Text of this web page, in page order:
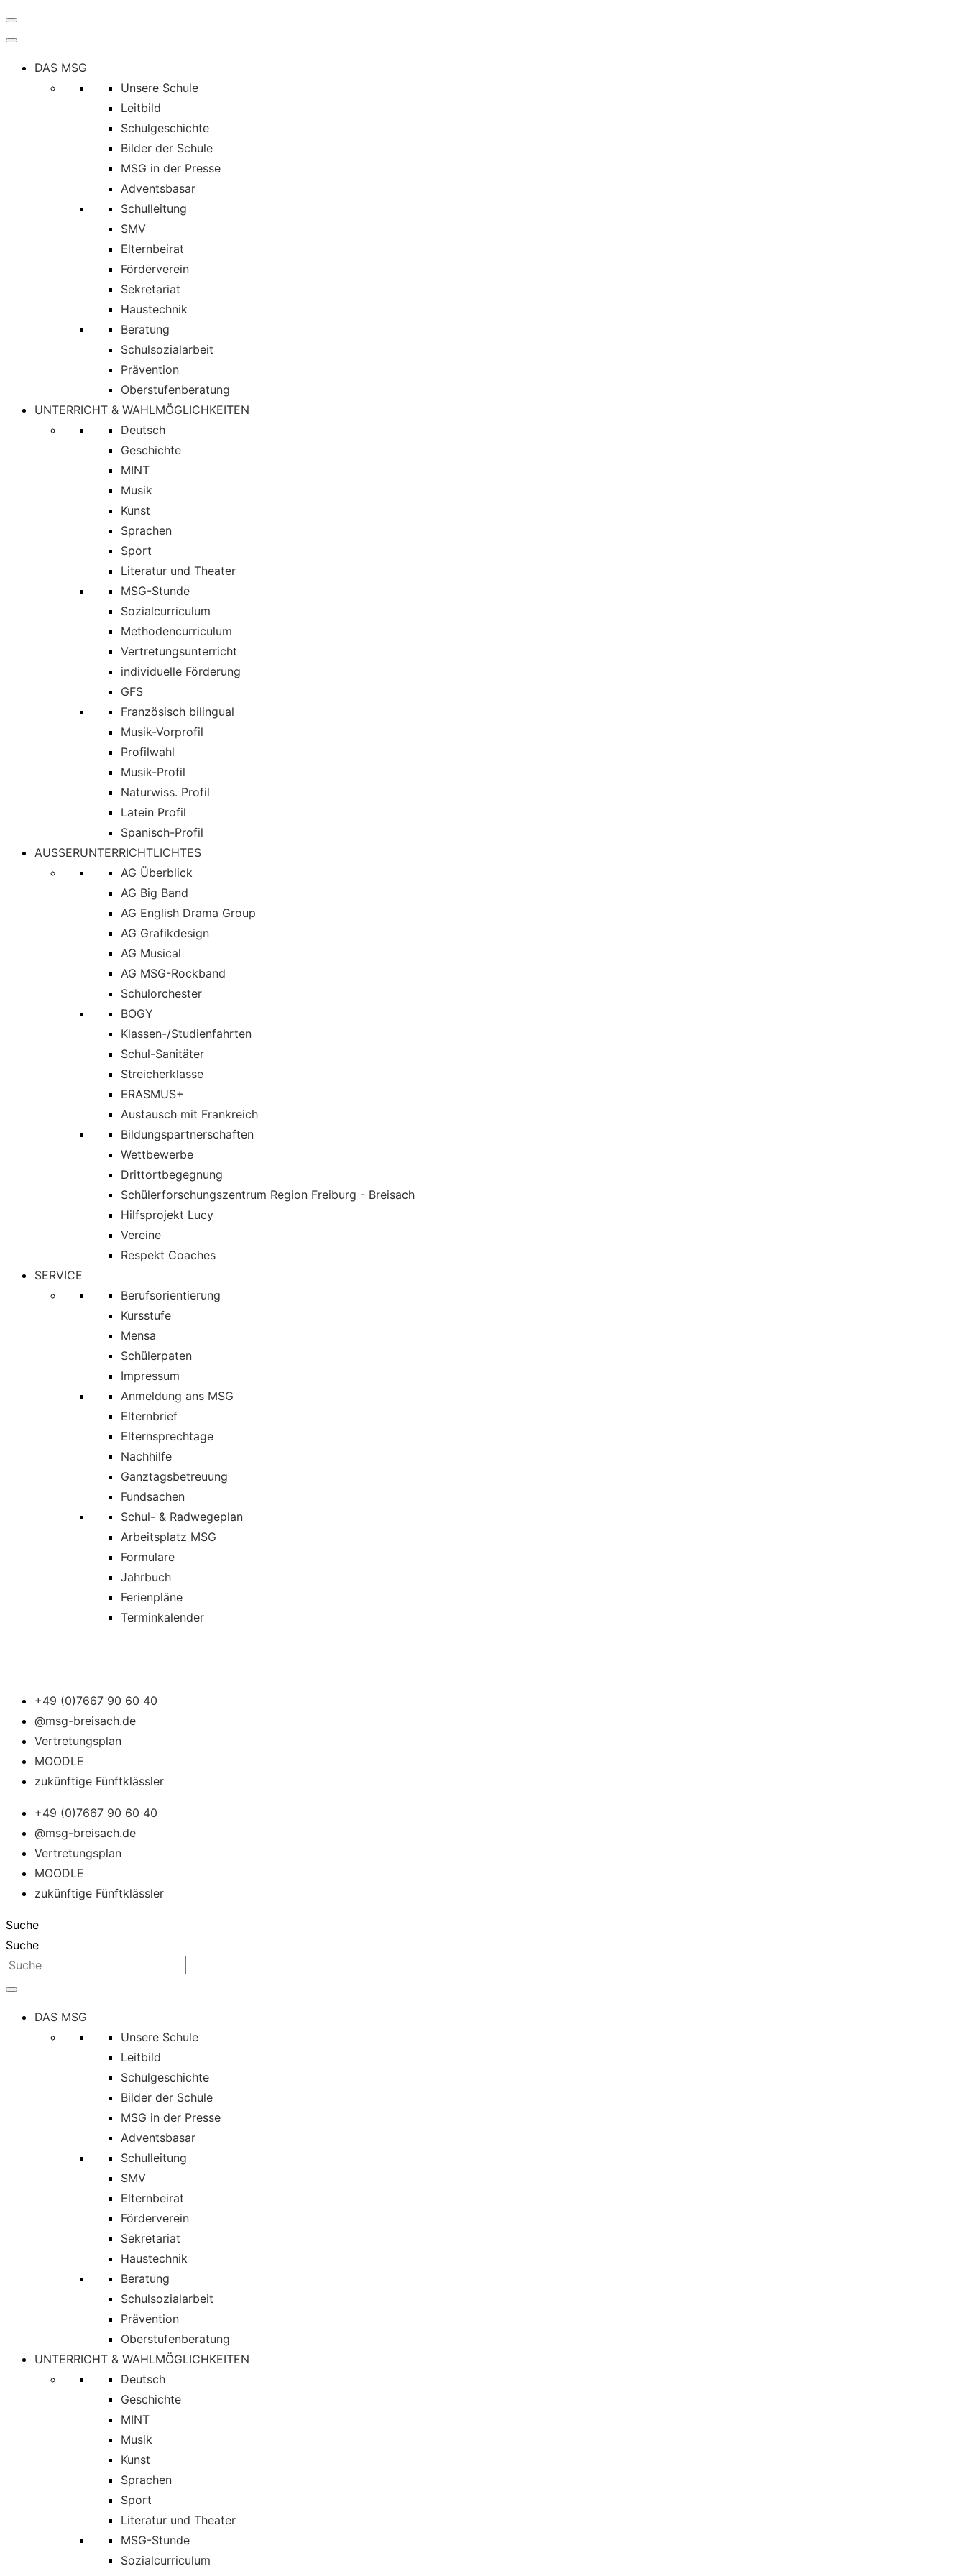
DAS MSG
Unsere Schule
Leitbild
Schulgeschichte
Bilder der Schule
MSG in der Presse
Adventsbasar
Schulleitung
SMV
Elternbeirat
Förderverein
Sekretariat
Haustechnik
Beratung
Schulsozialarbeit
Prävention
Oberstufenberatung
UNTERRICHT & WAHLMÖGLICHKEITEN
Deutsch
Geschichte
MINT
Musik
Kunst
Sprachen
Sport
Literatur und Theater
MSG-Stunde
Sozialcurriculum
Methodencurriculum
Vertretungsunterricht
individuelle Förderung
GFS
Französisch bilingual
Musik-Vorprofil
Profilwahl
Musik-Profil
Naturwiss. Profil
Latein Profil
Spanisch-Profil
AUSSERUNTERRICHTLICHTES
AG Überblick
AG Big Band
AG English Drama Group
AG Grafikdesign
AG Musical
AG MSG-Rockband
Schulorchester
BOGY
Klassen-/Studienfahrten
Schul-Sanitäter
Streicherklasse
ERASMUS+
Austausch mit Frankreich
Bildungspartnerschaften
Wettbewerbe
Drittortbegegnung
Schülerforschungszentrum Region Freiburg - Breisach
Hilfsprojekt Lucy
Vereine
Respekt Coaches
SERVICE
Berufsorientierung
Kursstufe
Mensa
Schülerpaten
Impressum
Anmeldung ans MSG
Elternbrief
Elternsprechtage
Nachhilfe
Ganztagsbetreuung
Fundsachen
Schul- & Radwegeplan
Arbeitsplatz MSG
Formulare
Jahrbuch
Ferienpläne
Terminkalender
+49 (0)7667 90 60 40
@msg-breisach.de
Vertretungsplan
MOODLE
zukünftige Fünftklässler
+49 (0)7667 90 60 40
@msg-breisach.de
Vertretungsplan
MOODLE
zukünftige Fünftklässler
Suche
Suche
DAS MSG
Unsere Schule
Leitbild
Schulgeschichte
Bilder der Schule
MSG in der Presse
Adventsbasar
Schulleitung
SMV
Elternbeirat
Förderverein
Sekretariat
Haustechnik
Beratung
Schulsozialarbeit
Prävention
Oberstufenberatung
UNTERRICHT & WAHLMÖGLICHKEITEN
Deutsch
Geschichte
MINT
Musik
Kunst
Sprachen
Sport
Literatur und Theater
MSG-Stunde
Sozialcurriculum